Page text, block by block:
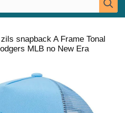
snapback A Frame Tonal
MLB no New Era